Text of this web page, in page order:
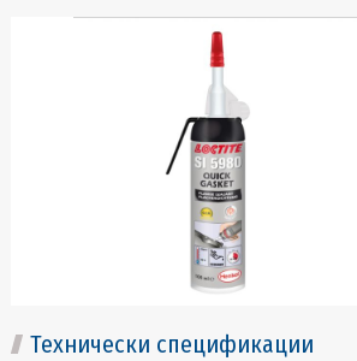
Технически спецификации